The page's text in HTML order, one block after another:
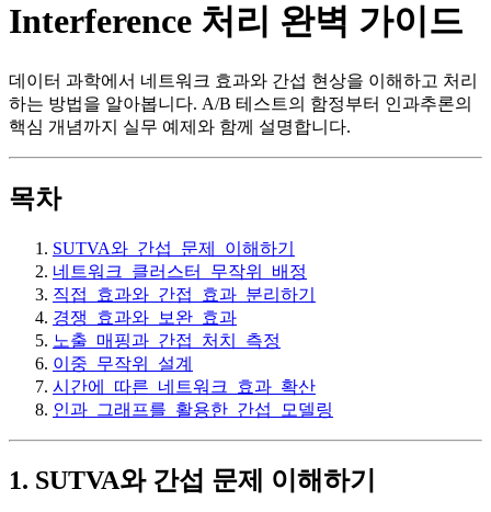
Interference 처리 완벽 가이드
데이터 과학에서 네트워크 효과와 간섭 현상을 이해하고 처리
하는 방법을 알아봅니다. A/B 테스트의 함정부터 인과추론의
핵심 개념까지 실무 예제와 함께 설명합니다.
목차
SUTVA와_간섭_문제_이해하기
네트워크_클러스터_무작위_배정
직접_효과와_간접_효과_분리하기
경쟁_효과와_보완_효과
노출_매핑과_간접_처치_측정
이중_무작위_설계
시간에_따른_네트워크_효과_확산
인과_그래프를_활용한_간섭_모델링
1. SUTVA와 간섭 문제 이해하기